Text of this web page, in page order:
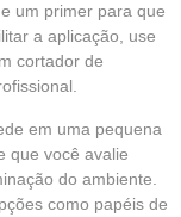
um primer para que
a aplicação, use
cortador de
em uma pequena
que você avalie
do ambiente.
como papéis de